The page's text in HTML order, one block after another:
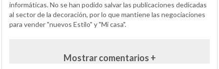
informáticas. No se han podido salvar las publicaciones dedicadas
al sector de la decoración, por lo que mantiene las negociaciones
para vender "nuevos Estilo" y "Mi casa".
Mostrar comentarios +